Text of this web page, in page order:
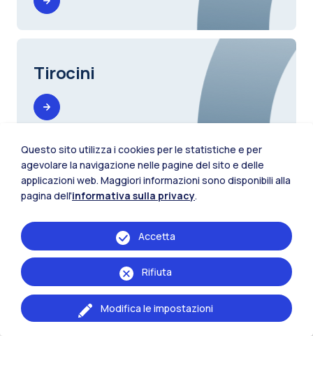
Tirocini
Tutorato - 200 ore
Questo sito utilizza i cookies per le statistiche e per
agevolare la navigazione nelle pagine del sito e delle
applicazioni web. Maggiori informazioni sono disponibili alla
pagina dell'informativa sulla privacy.
Modifica le impostazioni
Rifiuta
Accetta